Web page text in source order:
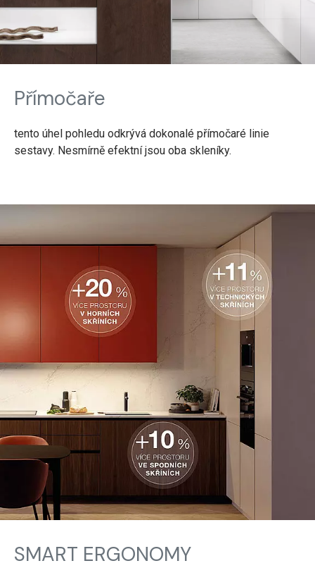
Přímočaře
tento úhel pohledu odkrývá dokonalé přímočaré linie
sestavy. Nesmírně efektní jsou oba skleníky.
SMART ERGONOMY